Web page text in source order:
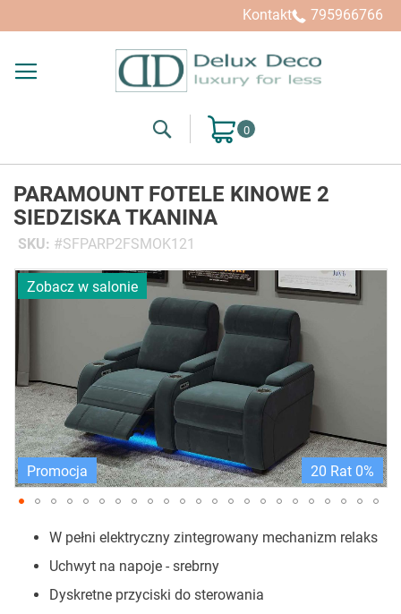
Kontakt 795966766
SearchMój koszyk
PARAMOUNT FOTELE KINOWE 2
SIEDZISKA TKANINA
SKU
SFPARP2FSMOK121
Przejdź
na
początek
Zobacz w salonie
20 Rat 0%
Promocja
W pełni elektryczny zintegrowany mechanizm relaks
Uchwyt na napoje - srebrny
Dyskretne przyciski do sterowania